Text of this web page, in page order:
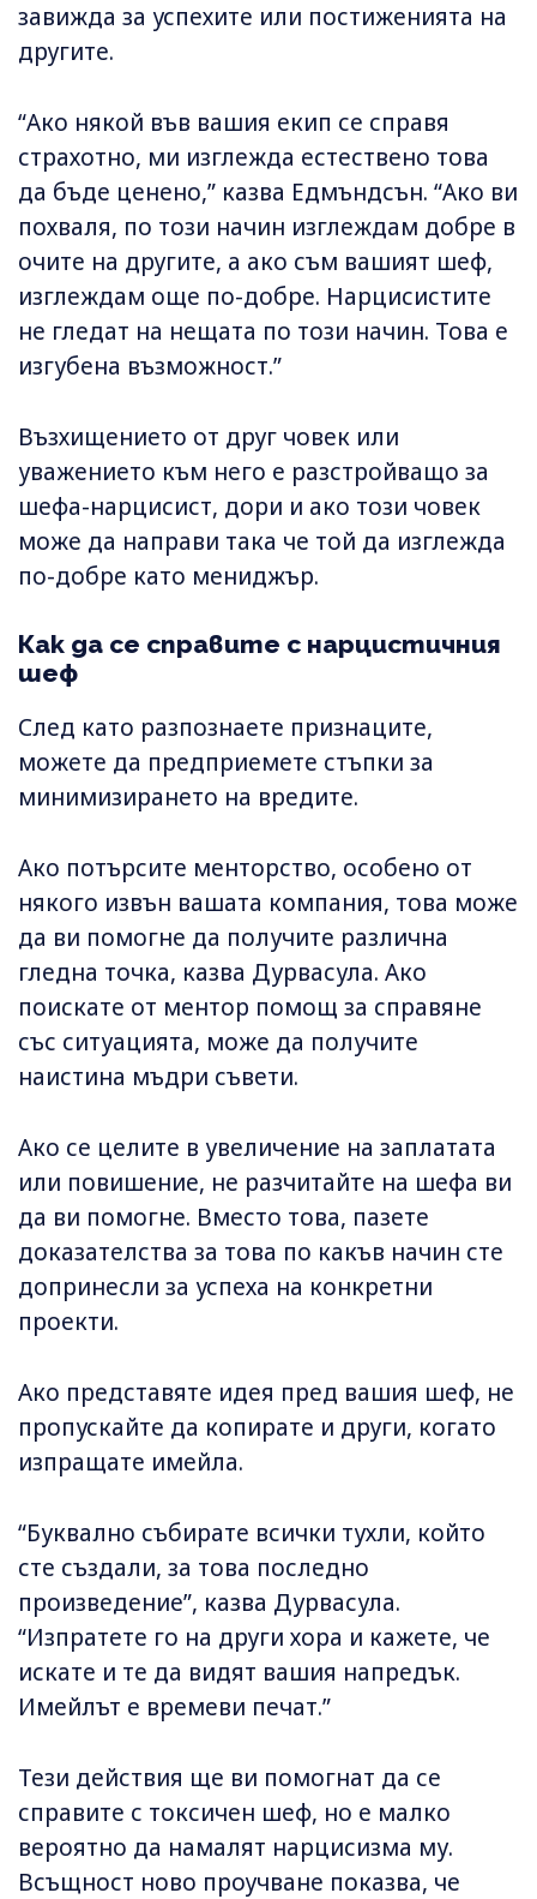
завижда за успехите или постиженията на
другите.
“Ако някой във вашия екип се справя
страхотно, ми изглежда естествено това
да бъде ценено,” казва Едмъндсън. “Ако ви
похваля, по този начин изглеждам добре в
очите на другите, а ако съм вашият шеф,
изглеждам още по-добре. Нарцисистите
не гледат на нещата по този начин. Това е
изгубена възможност.”
Възхищението от друг човек или
уважението към него е разстройващо за
шефа-нарцисист, дори и ако този човек
може да направи така че той да изглежда
по-добре като мениджър.
Как да се справите с нарцистичния
шеф
След като разпознаете признаците,
можете да предприемете стъпки за
минимизирането на вредите.
Ако потърсите менторство, особено от
някого извън вашата компания, това може
да ви помогне да получите различна
гледна точка, казва Дурвасула. Ако
поискате от ментор помощ за справяне
със ситуацията, може да получите
наистина мъдри съвети.
Ако се целите в увеличение на заплатата
или повишение, не разчитайте на шефа ви
да ви помогне. Вместо това, пазете
доказателства за това по какъв начин сте
допринесли за успеха на конкретни
проекти.
Ако представяте идея пред вашия шеф, не
пропускайте да копирате и други, когато
изпращате имейла.
“Буквално събирате всички тухли, който
сте създали, за това последно
произведение”, казва Дурвасула.
“Изпратете го на други хора и кажете, че
искате и те да видят вашия напредък.
Имейлът е времеви печат.”
Тези действия ще ви помогнат да се
справите с токсичен шеф, но е малко
вероятно да намалят нарцисизма му.
Всъщност ново проучване показва, че